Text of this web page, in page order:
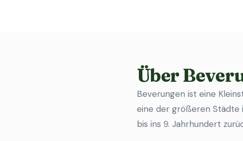
Über
Beverungen ist eine
eine der größeren Städte
bis ins 9. Jahrhundert